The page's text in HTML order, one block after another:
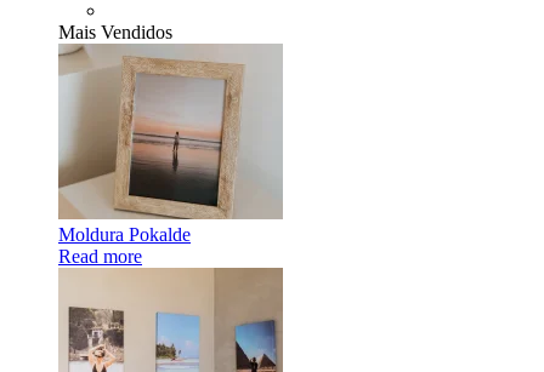
Mais Vendidos
Moldura Pokalde
Read more